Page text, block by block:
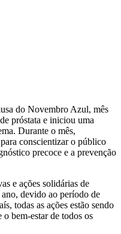
do Novembro Azul, mês
próstata e iniciou uma
Durante o mês,
conscientizar o público
precoce e a prevenção
e ações solidárias de
devido ao período de
todas as ações estão sendo
o bem-estar de todos os